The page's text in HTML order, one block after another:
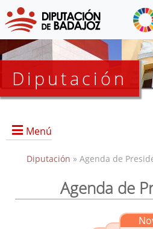
Diputación
Menú
Presidencia
Diputación » Agenda de
Agenda de